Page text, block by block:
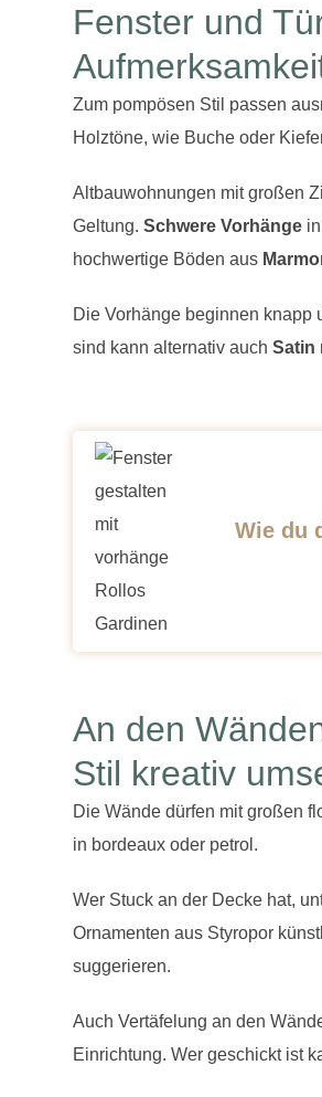
Fenster und
Zum pompösen Stil passen
Holztöne, wie Buche oder
Altbauwohnungen mit großen
Geltung. Schwere Vorhänge
hochwertige Böden aus
Die Vorhänge beginnen knapp
sind kann alternativ auch Satin
Wie du
An den
Stil kreativ
Die Wände dürfen mit großen
in bordeaux oder petrol.
Wer Stuck an der Decke hat,
Ornamenten aus Styropor
suggerieren.
Auch Vertäfelung an den
Einrichtung. Wer geschickt ist